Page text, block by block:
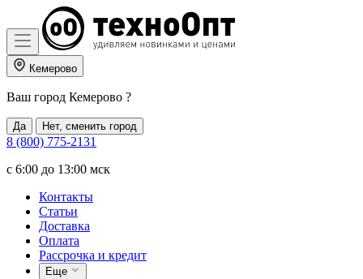
Кемерово
Ваш город Кемерово ?
Да Нет, сменить город
8 (800) 775-2131
c 6:00 до 13:00 мск
Контакты
Статьи
Доставка
Оплата
Рассрочка и кредит
Еще